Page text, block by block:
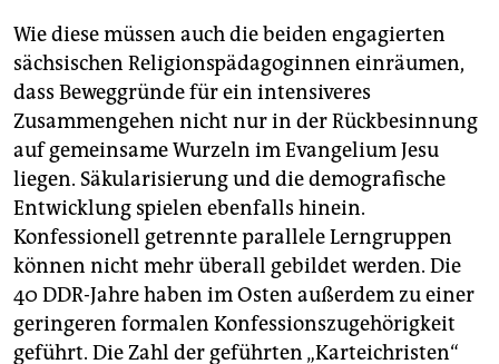
Wie diese müssen auch die beiden engagierten
sächsischen Religionspädagoginnen einräumen,
dass Beweggründe für ein intensiveres
Zusammengehen nicht nur in der Rückbesinnung
auf gemeinsame Wurzeln im Evangelium Jesu
liegen. Säkularisierung und die demografische
Entwicklung spielen ebenfalls hinein.
Konfessionell getrennte parallele Lerngruppen
können nicht mehr überall gebildet werden. Die
40 DDR-Jahre haben im Osten außerdem zu einer
geringeren formalen Konfessionszugehörigkeit
geführt. Die Zahl der geführten „Karteichristen“